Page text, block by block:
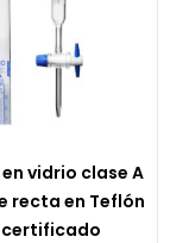
vidrio clase A
recta en Teflón
certificado